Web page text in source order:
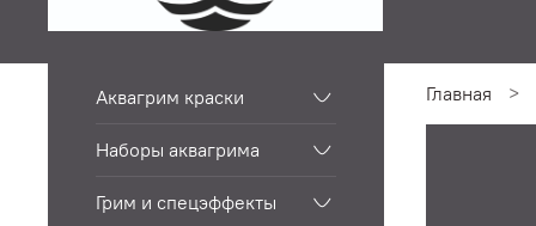
Главная
Аквагрим краски
Наборы аквагрима
Грим и спецэффекты